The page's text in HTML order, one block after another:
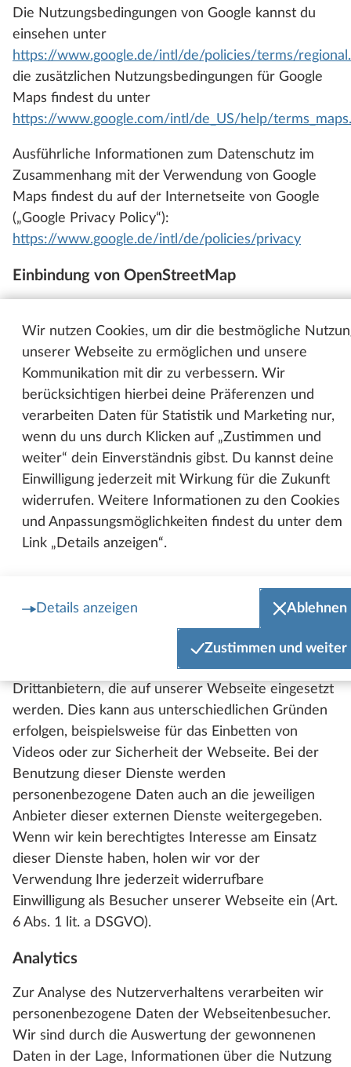
Wir nutzen Cookies, um dir die bestmögliche
unserer Webseite zu ermöglichen und unsere
Kommunikation mit dir zu verbessern. Wir
berücksichtigen hierbei deine Präferenzen und
verarbeiten Daten für Statistik und Marketing nur,
wenn du uns durch Klicken auf „Zustimmen und
weiter“ dein Einverständnis gibst. Du kannst deine
Einwilligung jederzeit mit Wirkung für die Zukunft
widerrufen. Weitere Informationen zu den Cookies
und Anpassungsmöglichkeiten findest du unter dem
Link „Details anzeigen“.
Details anzeigen Ablehnen
Zustimmen und weiter
Die Nutzungsbedingungen von Google kannst du
einsehen unter
https://www.google.de/intl/de/policies/terms/
die zusätzlichen Nutzungsbedingungen für Google
Maps findest du unter
https://www.google.com/intl/de_US/help/
Ausführliche Informationen zum Datenschutz im
Zusammenhang mit der Verwendung von Google
Maps findest du auf der Internetseite von Google
(„Google Privacy Policy“):
https://www.google.de/intl/de/policies/privacy
Einbindung von OpenStreetMap
(Programmierschnittstelle) von OpenStreetMap, um
geographische Informationen visuell darzustellen.
OpenStreetMap wird auf Basis der Open Data
Commons (ODbL) durch die OpenStreetMap
Foundation angeboten.
Weitere Informationen zur Datenverarbeitung und
Hinweise zum Datenschutz durch OSM findest du
hier:
https://wiki.openstreetmap.org/wiki/Privacy_Policy
Nutzung externer Dienste
Auf unserer Webseite sind externe Dienste im
Einsatz. Externe Dienste sind Dienste von
Drittanbietern, die auf unserer Webseite eingesetzt
werden. Dies kann aus unterschiedlichen Gründen
erfolgen, beispielsweise für das Einbetten von
Videos oder zur Sicherheit der Webseite. Bei der
Benutzung dieser Dienste werden
personenbezogene Daten auch an die jeweiligen
Anbieter dieser externen Dienste weitergegeben.
Wenn wir kein berechtigtes Interesse am Einsatz
dieser Dienste haben, holen wir vor der
Verwendung Ihre jederzeit widerrufbare
Einwilligung als Besucher unserer Webseite ein (Art.
6 Abs. 1 lit. a DSGVO).
Analytics
Zur Analyse des Nutzerverhaltens verarbeiten wir
personenbezogene Daten der Webseitenbesucher.
Wir sind durch die Auswertung der gewonnenen
Daten in der Lage, Informationen über die Nutzung